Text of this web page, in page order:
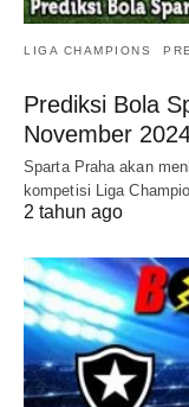
LIGA CHAMPIONS
Prediksi Bola
November
Sparta Praha akan
kompetisi Liga
2 tahun ago